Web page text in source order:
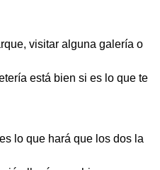
visitar alguna galería o
está bien si es lo que te
lo que hará que los dos la